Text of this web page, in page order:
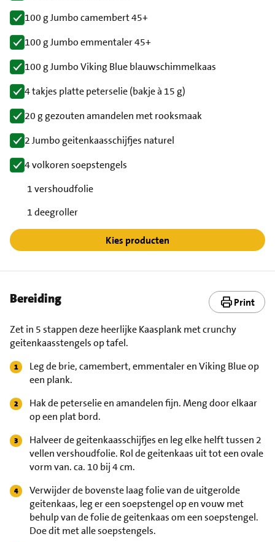
100 g Jumbo camembert 45+
100 g Jumbo emmentaler 45+
100 g Jumbo Viking Blue blauwschimmelkaas
4 takjes platte peterselie (bakje à 15 g)
20 g gezouten amandelen met rooksmaak
2 Jumbo geitenkaasschijfjes naturel
4 volkoren soepstengels
1 vershoudfolie
1 deegroller
Kies producten
Bereiding Print
Zet in 5 stappen deze heerlijke Kaasplank met crunchy
geitenkaasstengels op tafel.
Leg de brie, camembert, emmentaler en Viking Blue op
een plank.
Hak de peterselie en amandelen fijn. Meng door elkaar
op een plat bord.
Halveer de geitenkaasschijfjes en leg elke helft tussen 2
vellen vershoudfolie. Rol de geitenkaas uit tot een ovale
vorm van. ca. 10 bij 4 cm.
Verwijder de bovenste laag folie van de uitgerolde
geitenkaas, leg er een soepstengel op en vouw met
behulp van de folie de geitenkaas om een soepstengel.
Doe dit met alle soepstengels.